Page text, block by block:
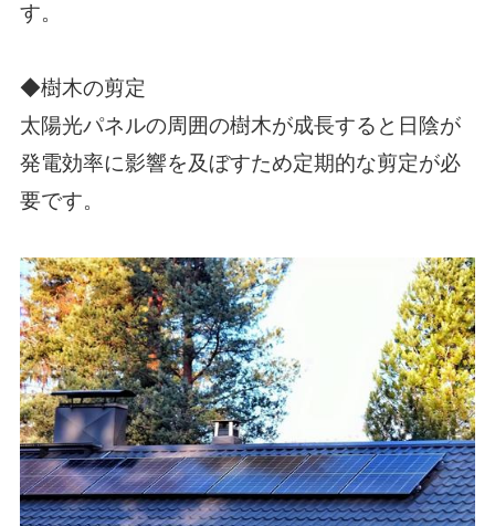
す。
◆樹木の剪定
太陽光パネルの周囲の樹木が成長すると日陰が
発電効率に影響を及ぼすため定期的な剪定が必
要です。